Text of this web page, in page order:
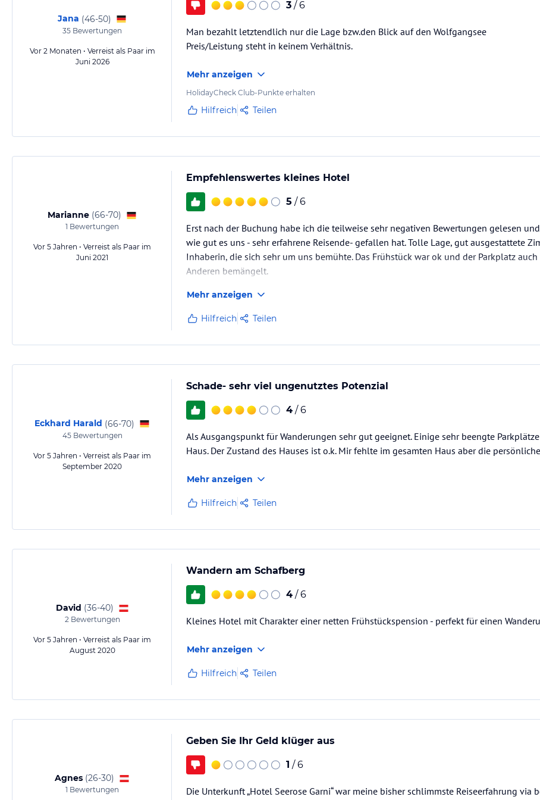
Jana (46-50)
35 Bewertungen
Vor 2 Monaten • Verreist als Paar im
Juni 2026
3 / 6
Man bezahlt letztendlich nur die Lage bzw.den Blick auf den Wolfgangsee
Preis/Leistung steht in keinem Verhältnis.
Mehr anzeigen
HolidayCheck Club-Punkte erhalten
Hilfreich Teilen
Marianne (66-70)
1 Bewertungen
Vor 5 Jahren • Verreist als Paar im
Juni 2021
Empfehlenswertes kleines Hotel
5 / 6
Erst nach der Buchung habe ich die teilweise sehr negativen Bewertungen gelesen
wie gut es uns - sehr erfahrene Reisende- gefallen hat. Tolle Lage, gut ausgestattete
Inhaberin, die sich sehr um uns bemühte. Das Frühstück war ok und der Parkplatz
Anderen bemängelt.
Mehr anzeigen
Hilfreich Teilen
Eckhard Harald (66-70)
45Bewertungen
Vor 5 Jahren • Verreist als Paar im
September 2020
Schade- sehr viel ungenutztes Potenzial
4 / 6
Als Ausgangspunkt für Wanderungen sehr gut geeignet. Einige sehr beengte
Haus. Der Zustand des Hauses ist o.k. Mir fehlte im gesamten Haus aber die
Mehr anzeigen
Hilfreich Teilen
David (36-40)
2Bewertungen
Vor 5 Jahren • Verreist als Paar im
August 2020
Wandern am Schafberg
4 / 6
Kleines Hotel mit Charakter einer netten Frühstückspension - perfekt für einen
Mehr anzeigen
Hilfreich Teilen
Agnes (26-30)
1 Bewertungen
Geben Sie Ihr Geld klüger aus
1 / 6
Die Unterkunft „Hotel Seerose Garni“ war meine bisher schlimmste Reiseerfahrung via